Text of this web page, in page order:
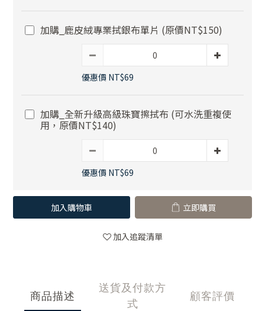
加購_鹿皮絨專業拭銀布單片 (原價NT$150)
優惠價 NT$69
加購_全新升級高級珠寶擦拭布 (可水洗重複使
用，原價NT$140)
優惠價 NT$69
加入購物車 立即購買
加入追蹤清單
商品描述
送貨及付款方
式
顧客評價